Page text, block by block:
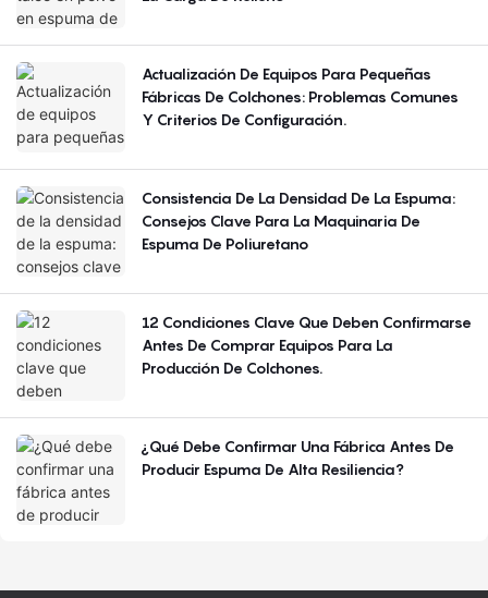
Actualización De Equipos Para Pequeñas
Fábricas De Colchones: Problemas Comunes
Y Criterios De Configuración.
Consistencia De La Densidad De La Espuma:
Consejos Clave Para La Maquinaria De
Espuma De Poliuretano
12 Condiciones Clave Que Deben Confirmarse
Antes De Comprar Equipos Para La
Producción De Colchones.
¿Qué Debe Confirmar Una Fábrica Antes De
Producir Espuma De Alta Resiliencia?